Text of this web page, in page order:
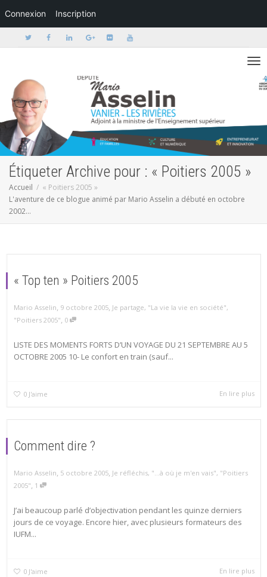
Connexion Inscription
Activer/
Étiqueter Archive pour : « Poitiers 2005 »
Accueil
« Poitiers 2005 »
L'aventure de ce blogue animé par Mario Asselin a débuté en octobre
2002...
« Top ten » Poitiers 2005
Mario Asselin, 9 octobre 2005, Je partage, "La vie la vie en société",
"Poitiers 2005", 0
LISTE DES MOMENTS FORTS D’UN VOYAGE DU 21 SEPTEMBRE AU 5
OCTOBRE 2005 10- Le confort en train (sauf...
0 J'aime En lire plus
Comment dire ?
Mario Asselin, 5 octobre 2005, Je réfléchis, "...à où je m'en vais", "Poitiers
2005", 1
J’ai beaucoup parlé d’objectivation pendant les quinze derniers
jours de ce voyage. Encore hier, avec plusieurs formateurs des
IUFM...
0 J'aime En lire plus